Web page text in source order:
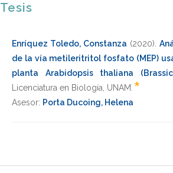
Tesis
Enríquez Toledo, Constanza (2020)
de la vía metileritritol fosfato (MEP)
planta Arabidopsis thaliana
Licenciatura en Biología UNAM *
Asesor: Porta Ducoing, Helena